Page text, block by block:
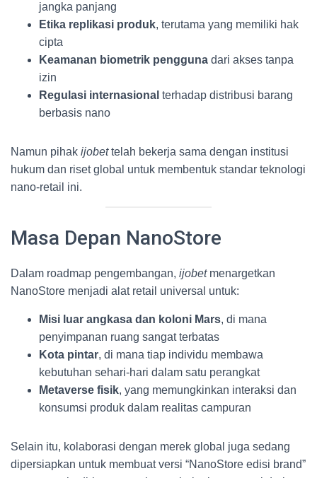
jangka panjang
Etika replikasi produk, terutama yang memiliki hak
cipta
Keamanan biometrik pengguna dari akses tanpa
izin
Regulasi internasional terhadap distribusi barang
berbasis nano
Namun pihak ijobettelah bekerja sama dengan institusi
hukum dan riset global untuk membentuk standar teknologi
nano-retail ini.
Masa Depan NanoStore
Dalam roadmap pengembangan, ijobetmenargetkan
NanoStore menjadi alat retail universal untuk:
Misi luar angkasa dan koloni Mars, di mana
penyimpanan ruang sangat terbatas
Kota pintar, di mana tiap individu membawa
kebutuhan sehari-hari dalam satu perangkat
Metaverse fisik, yang memungkinkan interaksi dan
konsumsi produk dalam realitas campuran
Selain itu, kolaborasi dengan merek global juga sedang
dipersiapkan untuk membuat versi “NanoStore edisi brand”